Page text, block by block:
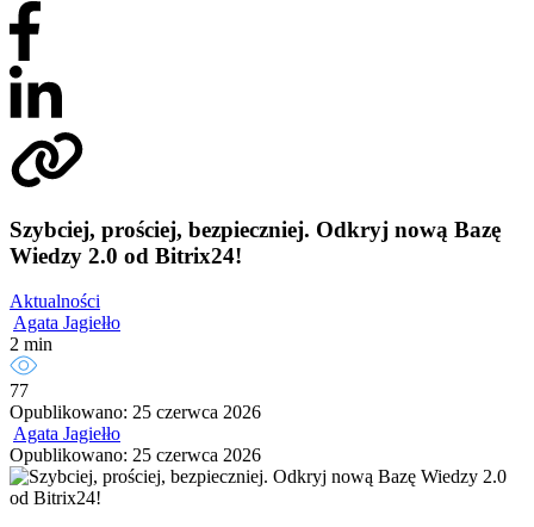
Szybciej, prościej, bezpieczniej. Odkryj nową Bazę
Wiedzy 2.0 od Bitrix24!
Aktualności
Agata Jagiełło
2 min
77
Opublikowano: 25 czerwca 2026
Agata Jagiełło
Opublikowano: 25 czerwca 2026